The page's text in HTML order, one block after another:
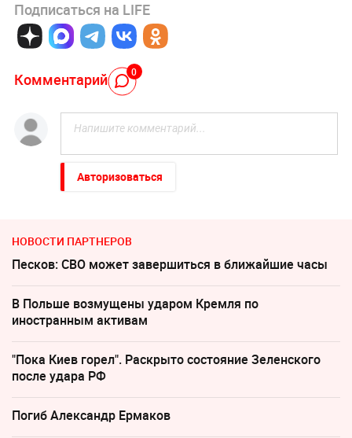
Подписаться на LIFE
Комментарий 0
Авторизоваться
НОВОСТИ ПАРТНЕРОВ
Песков: СВО может завершиться в ближайшие часы
В Польше возмущены ударом Кремля по
иностранным активам
"Пока Киев горел". Раскрыто состояние Зеленского
после удара РФ
Погиб Александр Ермаков